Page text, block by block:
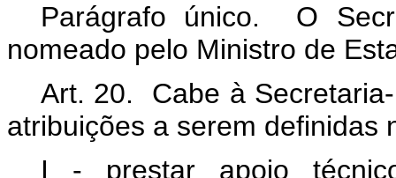
Parágrafo único. O
nomeado pelo Ministro de
Art. 20. Cabe à
atribuições a serem definidas
I - prestar apoio